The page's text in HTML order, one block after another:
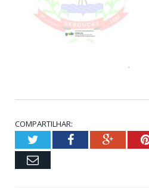
COMPARTILHAR:
TwitterFacebook
Email